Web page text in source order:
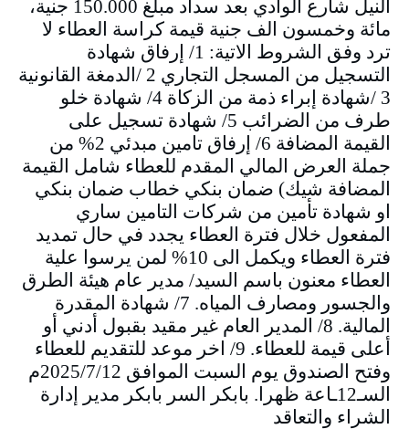
النيل شارع الوادي بعد سداد مبلغ 150.000 جنية،
مائة وخمسون الف جنية قيمة كراسة العطاء لا
ترد وفق الشروط الاتية: 1/ إرفاق شهادة
التسجيل من المسجل التجاري 2 /الدمغة القانونية
3 /شهادة إبراء ذمة من الزكاة 4/ شهادة خلو
طرف من الضرائب 5/ شهادة تسجيل على
القيمة المضافة 6/ إرفاق تامين مبدئي 2% من
جملة العرض المالي المقدم للعطاء شامل القيمة
المضافة شيك) ضمان بنكي خطاب ضمان بنكي
او شهادة تأمين من شركات التامين ساري
المفعول خلال فترة العطاء يجدد في حال تمديد
فترة العطاء ويكمل الى 10% لمن يرسوا علية
العطاء معنون باسم السيد/ مدير عام هيئة الطرق
والجسور ومصارف المياه. 7/ شهادة المقدرة
المالية. 8/ المدير العام غير مقيد بقبول أدني أو
أعلى قيمة للعطاء. 9/ اخر موعد للتقديم للعطاء
وفتح الصندوق يوم السبت الموافق 2025/7/12م
السـ12ـاعة ظهرا. بابكر السر بابكر مدير إدارة
الشراء والتعاقد